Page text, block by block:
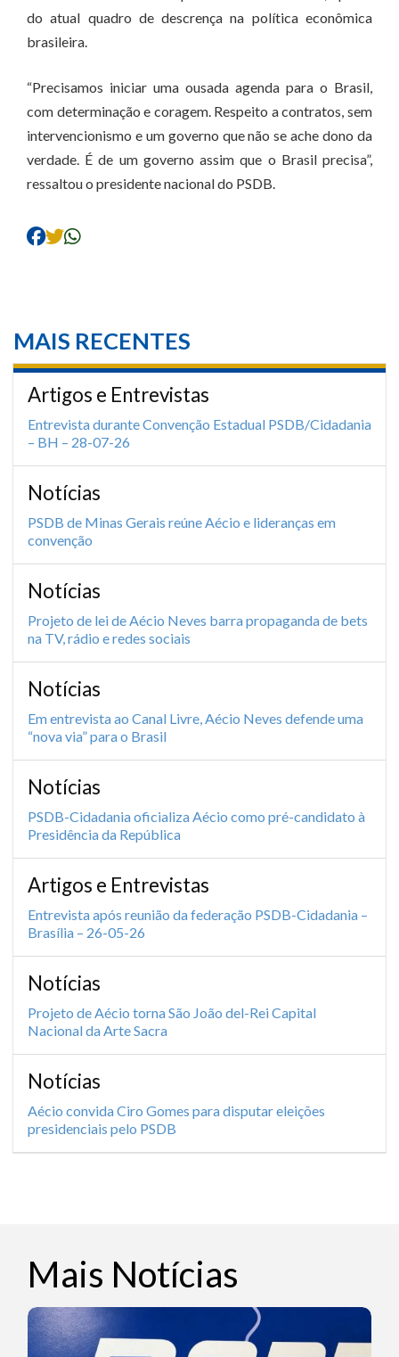
do atual quadro de descrença na política econômica
brasileira.
“Precisamos iniciar uma ousada agenda para o Brasil,
com determinação e coragem. Respeito a contratos, sem
intervencionismo e um governo que não se ache dono da
verdade. É de um governo assim que o Brasil precisa”,
ressaltou o presidente nacional do PSDB.
MAIS RECENTES
Artigos e Entrevistas
Entrevista durante Convenção Estadual PSDB/Cidadania
– BH – 28-07-26
Notícias
PSDB de Minas Gerais reúne Aécio e lideranças em
convenção
Notícias
Projeto de lei de Aécio Neves barra propaganda de bets
na TV, rádio e redes sociais
Notícias
Em entrevista ao Canal Livre, Aécio Neves defende uma
“nova via” para o Brasil
Notícias
PSDB-Cidadania oficializa Aécio como pré-candidato à
Presidência da República
Artigos e Entrevistas
Entrevista após reunião da federação PSDB-Cidadania –
Brasília – 26-05-26
Notícias
Projeto de Aécio torna São João del-Rei Capital
Nacional da Arte Sacra
Notícias
Aécio convida Ciro Gomes para disputar eleições
presidenciais pelo PSDB
Mais Notícias